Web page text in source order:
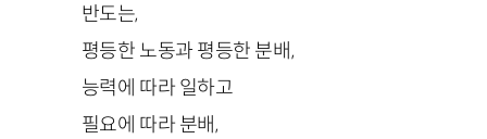
반도는,
평등한 노동과 평등한 분배,
능력에 따라 일하고
필요에 따라 분배,